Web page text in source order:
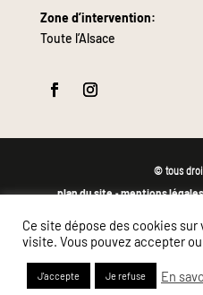
Zone d’intervention:
Toute l’Alsace
© tous
plan du site-mentions
Ce site dépose des cookies
visite. Vous pouvez accepter
J'accepte Je refuse En